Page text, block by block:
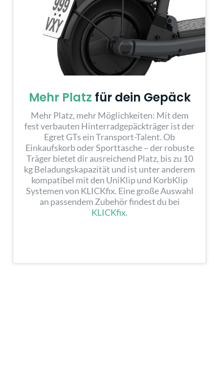
Mehr Platz für dein Gepäck
Mehr Platz, mehr Möglichkeiten: Mit dem
fest verbauten Hinterradgepäckträger ist der
Egret GTs ein Transport-Talent. Ob
Einkaufskorb oder Sporttasche – der robuste
Träger bietet dir ausreichend Platz, bis zu 10
kg Beladungskapazität und ist unter anderem
kompatibel mit den UniKlip und KorbKlip
Systemen von KLICKfix. Eine große Auswahl
an passendem Zubehör findest du bei
KLICKfix.